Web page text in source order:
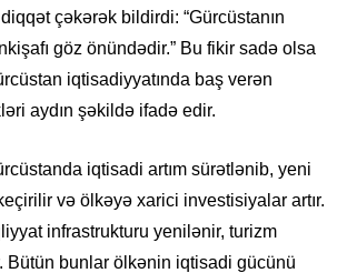
çəkərək bildirdi: “Gürcüstanın
göz önündədir.” Bu fikir sadə olsa
iqtisadiyyatında baş verən
aydın şəkildə ifadə edir.
iqtisadi artım sürətlənib, yeni
və ölkəyə xarici investisiyalar artır.
infrastrukturu yenilənir, turizm
Bütün bunlar ölkənin iqtisadi gücünü